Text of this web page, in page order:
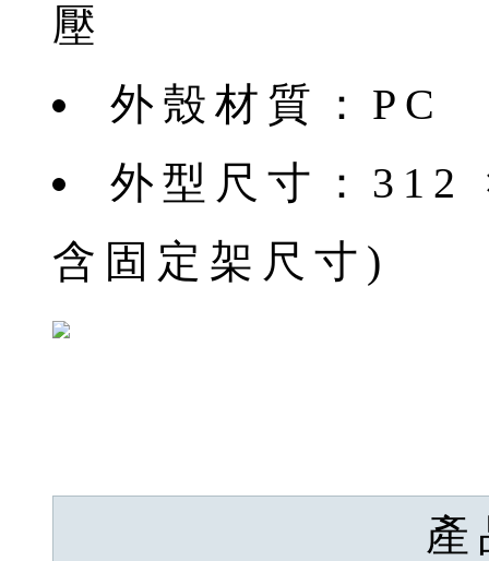
壓
外殼材質：PC
外型尺寸：
含固定架尺寸)